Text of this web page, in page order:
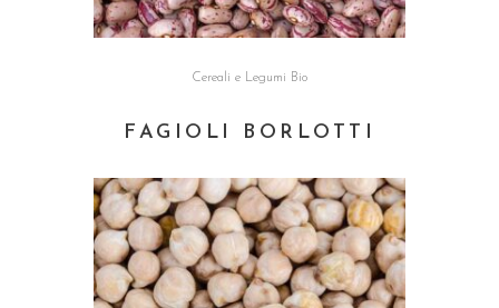
Cereali e Legumi Bio
FAGIOLI BORLOTTI